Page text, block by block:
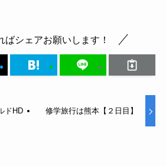
ばシェアお願いします！
ドHD 修学旅行は熊本【２日目】